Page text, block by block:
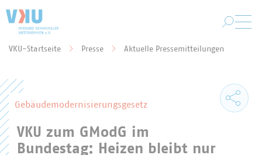
VKU-Startseite Presse Aktuelle Pressemitteilungen
Gebäudemodernisierungsgesetz
VKU zum GModG im
Bundestag: Heizen bleibt nur